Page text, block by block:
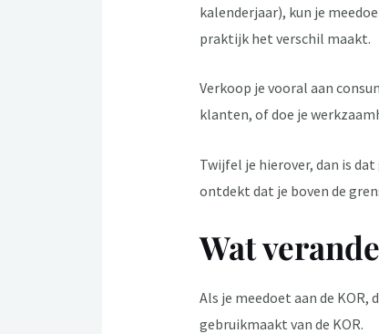
kalenderjaar), kun je
praktijk het verschil maakt.
Verkoop je vooral aan
klanten, of doe je
Twijfel je hierover, dan is
ontdekt dat je boven de
Wat
Als je meedoet aan de
gebruikmaakt van de KOR.